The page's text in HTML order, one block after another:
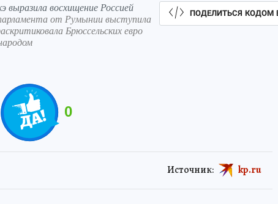
восхищение Россией
от Румынии выступила
Брюссельских евро
ПОДЕЛИТЬСЯ КОДОМ
0
Источник: kp.ru